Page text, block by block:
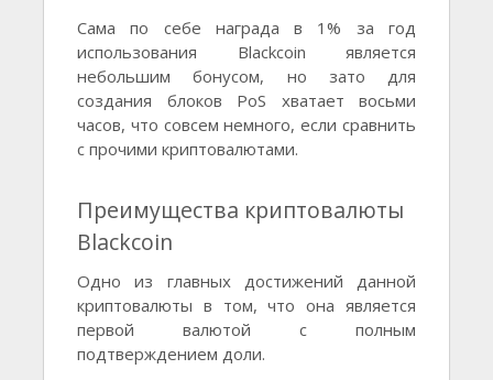
Сама по себе награда в 1% за год
использования Blackcoin является
небольшим бонусом, но зато для
создания блоков PoS хватает восьми
часов, что совсем немного, если сравнить
с прочими криптовалютами.
Преимущества криптовалюты
Blackcoin
Одно из главных достижений данной
криптовалюты в том, что она является
первой валютой с полным
подтверждением доли.